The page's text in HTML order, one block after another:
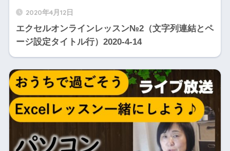
2020年4月12日
エクセルオンラインレッスン№2（文字列連結とペ
ージ設定タイトル行）2020-4-14